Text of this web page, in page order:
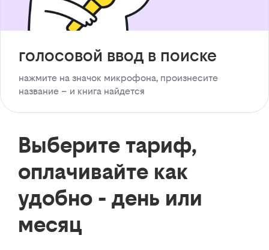
голосовой ввод в поиске
нажмите на значок микрофона, произнесите
название – и книга найдется
Выберите тариф,
оплачивайте как
удобно - день или
месяц